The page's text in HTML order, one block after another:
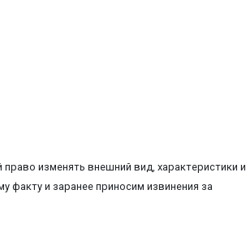
изменять внешний вид, характеристики и
факту и заранее приносим извинения за